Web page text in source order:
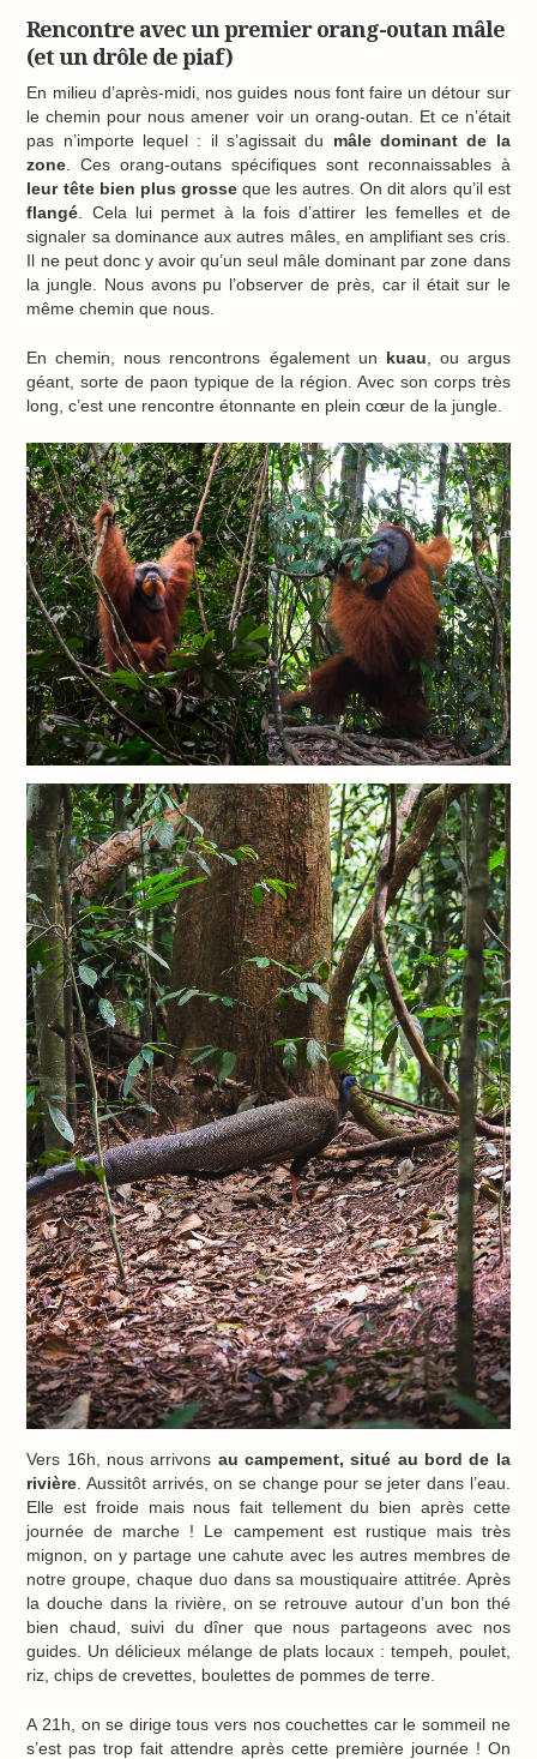
Rencontre avec un premier orang-outan mâle
(et un drôle de piaf)
En milieu d’après-midi, nos guides nous font faire un détour sur
le chemin pour nous amener voir un orang-outan. Et ce n’était
pas n’importe lequel : il s’agissait du mâle dominant de la
zone . Ces orang-outans spécifiques sont reconnaissables à
leur tête bien plus grosseque les autres. On dit alors qu’il est
flangé . Cela lui permet à la fois d’attirer les femelles et de
signaler sa dominance aux autres mâles, en amplifiant ses cris.
Il ne peut donc y avoir qu’un seul mâle dominant par zone dans
la jungle. Nous avons pu l’observer de près, car il était sur le
même chemin que nous.
En chemin, nous rencontrons également un kuau , ou argus
géant, sorte de paon typique de la région. Avec son corps très
long, c’est une rencontre étonnante en plein cœur de la jungle.
Vers 16h, nous arrivons au campement, situé au bord de la
rivière . Aussitôt arrivés, on se change pour se jeter dans l’eau.
Elle est froide mais nous fait tellement du bien après cette
journée de marche ! Le campement est rustique mais très
mignon, on y partage une cahute avec les autres membres de
notre groupe, chaque duo dans sa moustiquaire attitrée. Après
la douche dans la rivière, on se retrouve autour d’un bon thé
bien chaud, suivi du dîner que nous partageons avec nos
guides. Un délicieux mélange de plats locaux : tempeh, poulet,
riz, chips de crevettes, boulettes de pommes de terre.
A 21h, on se dirige tous vers nos couchettes car le sommeil ne
s’est pas trop fait attendre après cette première journée ! On